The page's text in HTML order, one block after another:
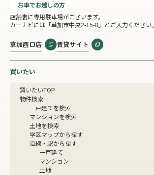
お車でお越しの方
店舗裏に専用駐車場がございます。
カーナビには「草加市中央2-15-8」とご入力ください。
草加西口店 賃貸サイト
買いたい
買いたいTOP
物件検索
一戸建てを検索
マンションを検索
土地を検索
学区マップから探す
沿線・駅から探す
一戸建て
マンション
土地